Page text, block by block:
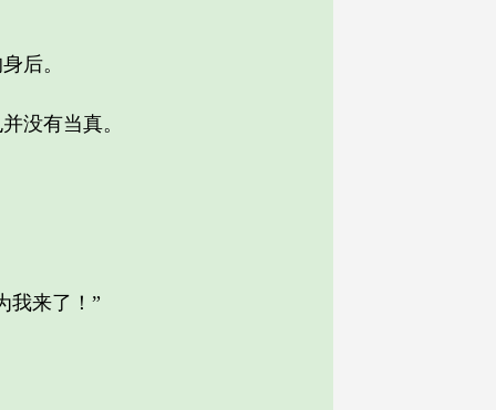
后。
没有当真。
来了！”